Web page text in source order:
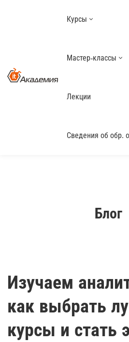
Курсы
Мастер-классы
Лекции
Сведения об обр.
Блог
Изучаем
как выбрать
курсы и стать